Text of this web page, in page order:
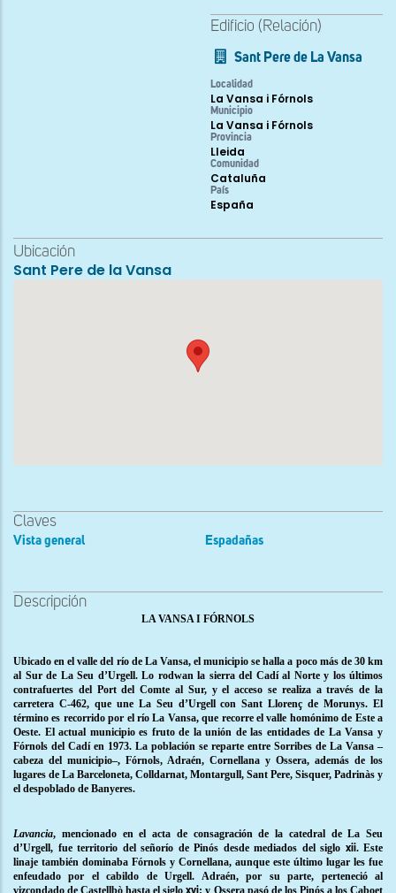
Edificio (Relación)
Sant Pere de La Vansa
Localidad
La Vansa i Fórnols
Municipio
La Vansa i Fórnols
Provincia
Lleida
Comunidad
Cataluña
País
España
Ubicación
Sant Pere de la Vansa
Claves
Vista general Espadañas
Descripción
LA VANSA I FÓRNOLS
Ubicado en el valle del río de La Vansa, el municipio se halla a poco más de 30 km
al Sur de La Seu d’Urgell. Lo rodwan la sierra del Cadí al Norte y los últimos
contrafuertes del Port del Comte al Sur, y el acceso se realiza a través de la
carretera C-462, que une La Seu d’Urgell con Sant Llorenç de Morunys. El
término es recorrido por el río La Vansa, que recorre el valle homónimo de Este a
Oeste. El actual municipio es fruto de la unión de las entidades de La Vansa y
Fórnols del Cadí en 1973. La población se reparte entre Sorribes de La Vansa –
cabeza del municipio–, Fórnols, Adraén, Cornellana y Ossera, además de los
lugares de La Barceloneta, Colldarnat, Montargull, Sant Pere, Sisquer, Padrinàs y
el despoblado de Banyeres.
Lavancia, mencionado en el acta de consagración de la catedral de La Seu
d’Urgell, fue territorio del señorío de Pinós desde mediados del siglo xii. Este
linaje también dominaba Fórnols y Cornellana, aunque este último lugar les fue
enfeudado por el cabildo de Urgell. Adraén, por su parte, perteneció al
vizcondado de Castellbò hasta el siglo
; y Ossera pasó de los Pinós a los Caboet